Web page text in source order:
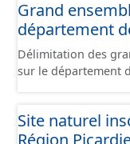
Grand
département
Délimitation des
sur le département
Site naturel
Région